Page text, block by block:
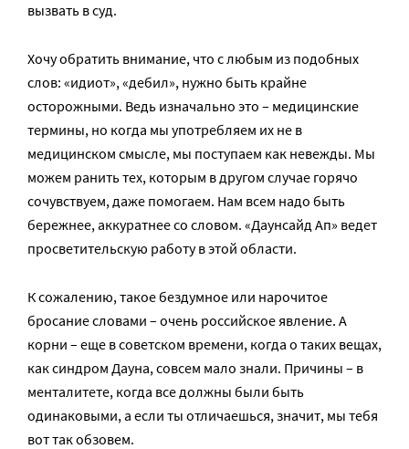
вызвать в суд.
Хочу обратить внимание, что с любым из подобных
слов: «идиот», «дебил», нужно быть крайне
осторожными. Ведь изначально это – медицинские
термины, но когда мы употребляем их не в
медицинском смысле, мы поступаем как невежды. Мы
можем ранить тех, которым в другом случае горячо
сочувствуем, даже помогаем. Нам всем надо быть
бережнее, аккуратнее со словом. «Даунсайд Ап» ведет
просветительскую работу в этой области.
К сожалению, такое бездумное или нарочитое
бросание словами – очень российское явление. А
корни – еще в советском времени, когда о таких вещах,
как синдром Дауна, совсем мало знали. Причины – в
менталитете, когда все должны были быть
одинаковыми, а если ты отличаешься, значит, мы тебя
вот так обзовем.